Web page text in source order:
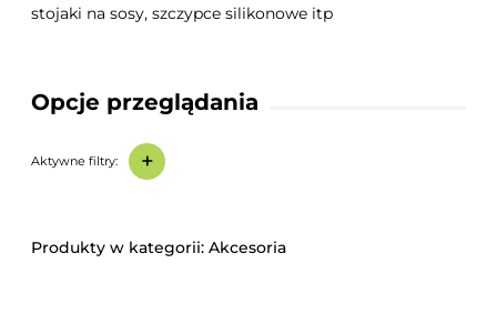
Opcje przeglądania
Aktywne filtry: +
stojaki na sosy, szczypce silikonowe itp
Akcesoria